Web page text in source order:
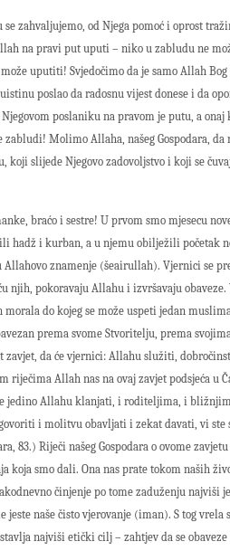
zahvaljujemo, od Njega pomoć i oprost
na pravi put uputi – niko u zabludu ne
uputiti! Svjedočimo da je samo Allah
poslao da radosnu vijest donese i da
poslaniku na pravom je putu, a
zabludi! Molimo Allaha, našeg Gospodara,
koji slijede Njegovo zadovoljstvo i koji se
braćo i sestre! U prvom smo mjesecu
hadž i kurban, a u njemu obilježili početak
Allahovo znamenje (šeairullah). Vjernici se
njih, pokoravaju Allahu i izvršavaju
morala do kojeg se može uspeti jedan
prema svome Stvoritelju, prema
zavjet, da će vjernici: Allahu služiti,
riječima Allah nas na ovaj zavjet podsjeća u
jedino Allahu klanjati, i roditeljima, i
i molitvu obavljati i zekat davati, vi ste
83.) Riječi našeg Gospodara o ovome
koja smo dali. Ona nas prate tokom naših
činjenje po tome zaduženju najviši
jeste naše čisto vjerovanje (iman). S tog
najviši etički cilj – zahtjev da se